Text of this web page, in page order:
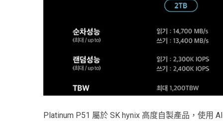
Platinum P51 屬於 SK hynix 高度自製產品，使用